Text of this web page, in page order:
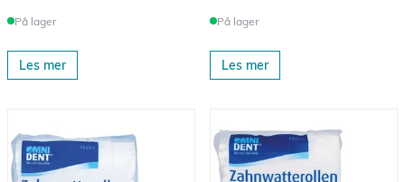
På lager
Les mer
På lager
Les mer